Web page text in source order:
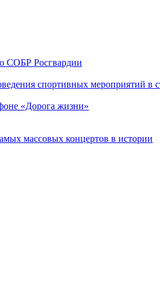
СОБР Росгвардии
спортивных мероприятий в
«Дорога жизни»
массовых концертов в истории